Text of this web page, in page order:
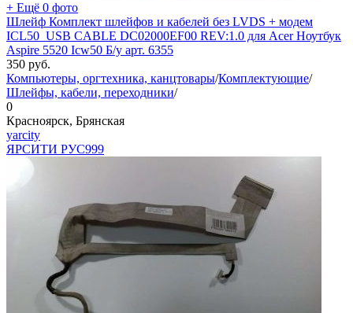
+ Ещё 0 фото
Шлейф Комплект шлейфов и кабелей без LVDS + модем
ICL50_USB CABLE DC02000EF00 REV:1.0 для Acer Ноутбук
Aspire 5520 Icw50 Б/у арт. 6355
350 руб.
Компьютеры, оргтехника, канцтовары/Комплектующие/
Шлейфы, кабели, переходники/
0
Красноярск, Брянская
yarcity
ЯРСИТИ РУС999